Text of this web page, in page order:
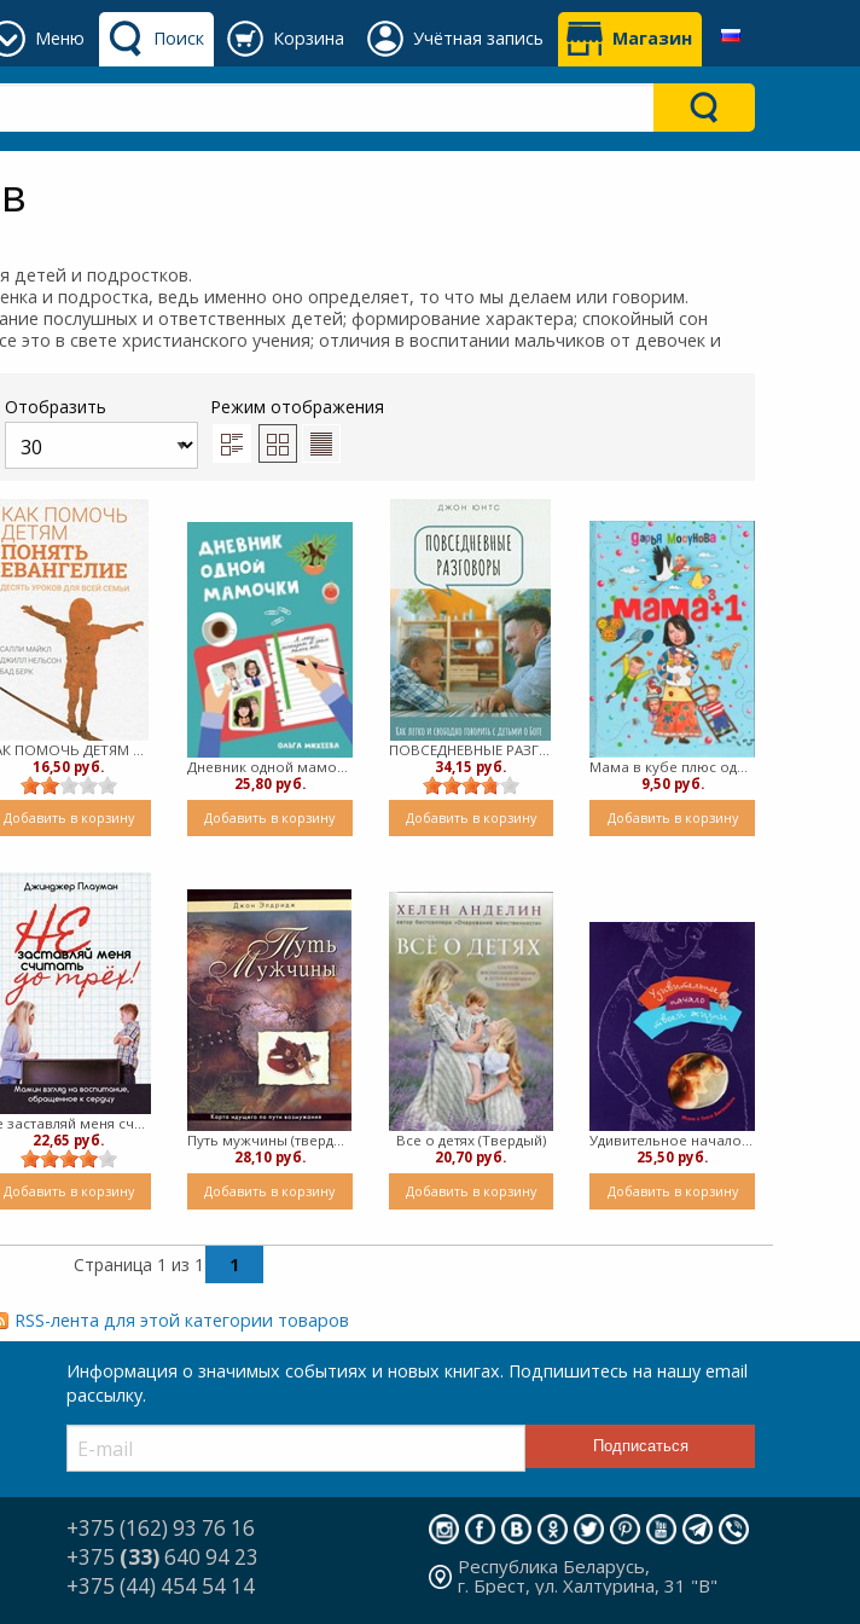
Меню Поиск Корзина Учётная запись Магазин
детей и подростков.
и подростка, ведь именно оно определяет, то что мы делаем или говорим.
послушных и ответственных детей; формирование характера; спокойный сон
в свете христианского учения; отличия в воспитании мальчиков от девочек и
Отобразить Режим отображения
16,50 руб.
Добавить в корзину
Дневник одной мамочки (твердый)
25,80 руб.
Добавить в корзину
ПОВСЕДНЕВНЫЕ РАЗГОВОРЫ (твердый)
34,15 руб.
Добавить в корзину
Мама в кубе плюс один (Твердый)
9,50 руб.
Добавить в корзину
22,65 руб.
Добавить в корзину
Путь мужчины (твердый)
28,10 руб.
Добавить в корзину
Все о детях (Твердый)
20,70 руб.
Добавить в корзину
Удивительное начало твоей жизни (Твердый)
25,50 руб.
Добавить в корзину
Страница 1 из 1 1
RSS-лента для этой категории товаров
Информация о значимых событиях и новых книгах. Подпишитесь на нашу email
рассылку.
+375 (162) 93 76 16
+375 (33)640 94 23
+375 (44) 454 54 14
Республика Беларусь,
г. Брест, ул. Халтурина, 31 "В"